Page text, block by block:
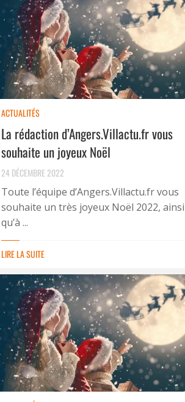
ACTUALITÉS
La rédaction d’Angers.Villactu.fr vous
souhaite un joyeux Noël
24 DÉCEMBRE 2022
Toute l’équipe d’Angers.Villactu.fr vous
souhaite un très joyeux Noël 2022, ainsi
qu’à ...
LIRE LA SUITE